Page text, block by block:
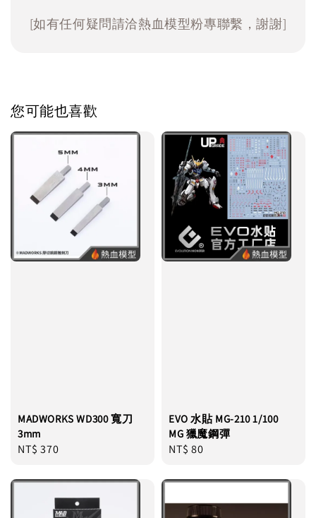
[如有任何疑問請洽熱血模型粉專聯繫，謝謝]
您可能也喜歡
MADWORKS WD300 寬刀
3mm
Regular
NT$ 370
EVO 水貼 MG-210 1/100
MG 獵魔鋼彈
Regular
NT$ 80